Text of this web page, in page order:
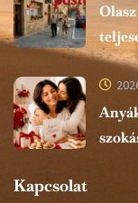
Kapcsolat